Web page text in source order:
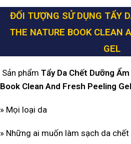
ĐỐI TƯỢNG SỬ DỤNG TẨY
THE NATURE BOOK CLEAN
GEL
Sản phẩm Tẩy Da Chết Dưỡng
Book Clean And Fresh Peeling Gel
» Mọi loại da
» Những ai muốn làm sạch da chết